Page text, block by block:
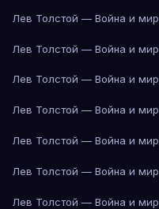
Лев Толстой — Война и мир
Лев Толстой — Война и мир
Лев Толстой — Война и мир
Лев Толстой — Война и мир
Лев Толстой — Война и мир
Лев Толстой — Война и мир
Лев Толстой — Война и мир